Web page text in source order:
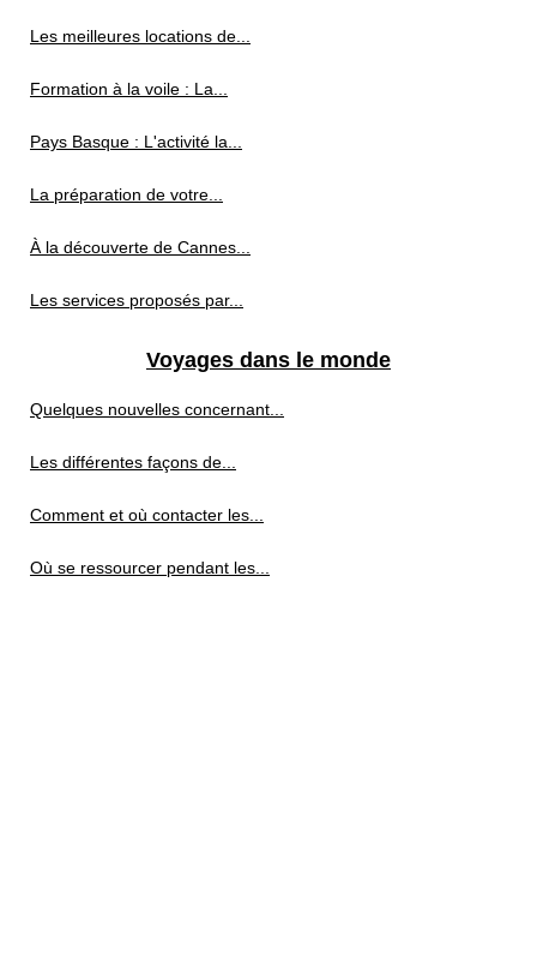
Les meilleures locations de...
Formation à la voile : La...
Pays Basque : L'activité la...
La préparation de votre...
À la découverte de Cannes...
Les services proposés par...
Voyages dans le monde
Quelques nouvelles concernant...
Les différentes façons de...
Comment et où contacter les...
Où se ressourcer pendant les...